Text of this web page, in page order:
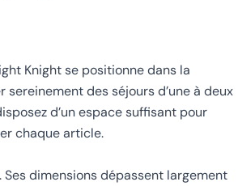
Knight se positionne dans la
des séjours d’une à deux
d’un espace suffisant pour
chaque article.
dimensions dépassent largement